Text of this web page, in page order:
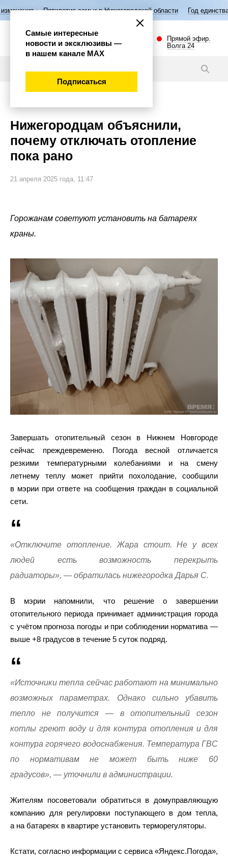
семьи в Нижегородской области Год единства народов России
Прямой эфир.
Волга 24
Нижегородцам объяснили,
почему отключать отопление
пока рано
21 апреля 2025 года, 11:47
Горожанам советуют установить на батареях
краны.
Завершать отопительный сезон в Нижнем Новгороде
сейчас преждевременно. Погода весной отличается
резкими температурными колебаниями и на смену
летнему теплу может прийти похолодание, сообщили
в мэрии при ответе на сообщения граждан в социальной
сети.
«Отключите отопление. Жара стоит. Не у всех
людей есть возможность перекрыть
радиаторы», — обратилась нижегородка Дарья С.
В мэрии напомнили, что решение о завершении
отопительного периода принимает администрация города
с учётом прогноза погоды и при соблюдении норматива —
выше +8 градусов в течение 5 суток подряд.
«Источники тепла сейчас работают на минимально
возможных параметрах. Однако сильно убавить
тепло не получится — в отопительный сезон
котлы греют воду и для контура отопления и для
контура горячего водоснабжения. Температура ГВС
по нормативам не может быть ниже 60
градусов», — уточнили в администрации.
Жителям посоветовали обратиться в домуправляющую
компанию для регулировки поступающего в дом тепла,
а на батареях в квартире установить терморегуляторы.
Кстати, согласно информации с сервиса «Яндекс.Погода»,
Самые интересные
новости и эксклюзивы —
в нашем канале МАХ
Подписаться